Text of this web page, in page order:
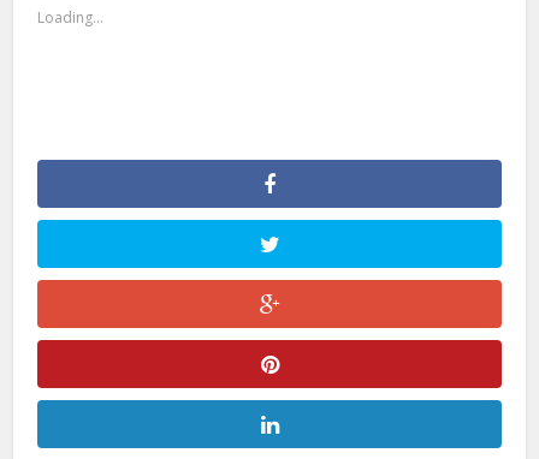
Loading...